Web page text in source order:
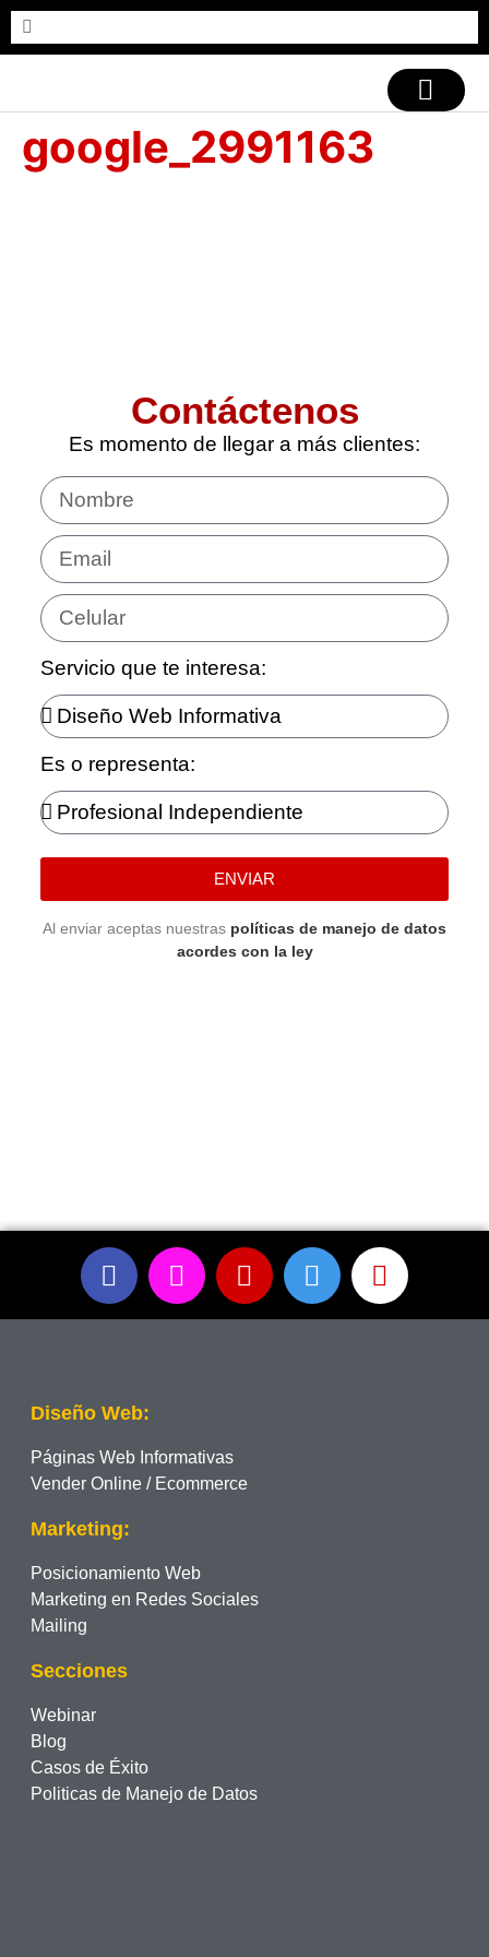
google_2991163
Contáctenos
Es momento de llegar a más clientes:
Servicio que te interesa:
Es o representa:
ENVIAR
Al enviar aceptas nuestras políticas de manejo de datos
acordes con la ley
Diseño Web:
Páginas Web Informativas
Vender Online / Ecommerce
Marketing:
Posicionamiento Web
Marketing en Redes Sociales
Mailing
Secciones
Webinar
Blog
Casos de Éxito
Politicas de Manejo de Datos